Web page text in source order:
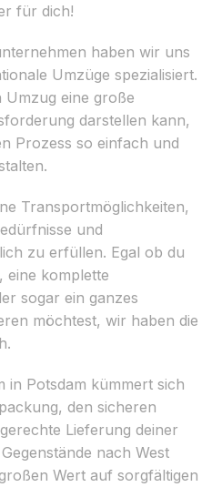
für dich!
haben wir uns
Umzüge spezialisiert.
Umzug eine große
darstellen kann,
Prozess so einfach und
Transportmöglichkeiten,
und
zu erfüllen. Egal ob du
eine komplette
sogar ein ganzes
möchtest, wir haben die
in Potsdam kümmert sich
den sicheren
Lieferung deiner
nach West
Wert auf sorgfältigen